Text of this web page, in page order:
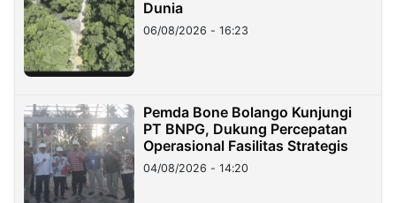
Dunia
06/08/2026 - 16:23
Pemda Bone Bolango Kunjungi
PT BNPG, Dukung Percepatan
Operasional Fasilitas Strategis
04/08/2026 - 14:20